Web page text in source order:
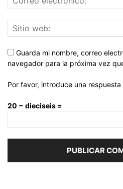
Guarda mi nombre, correo
navegador para la próxima vez
Por favor, introduce una
20 − dieciseis =